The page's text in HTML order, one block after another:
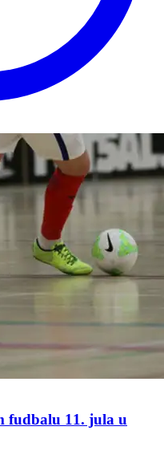
fudbalu 11. jula u